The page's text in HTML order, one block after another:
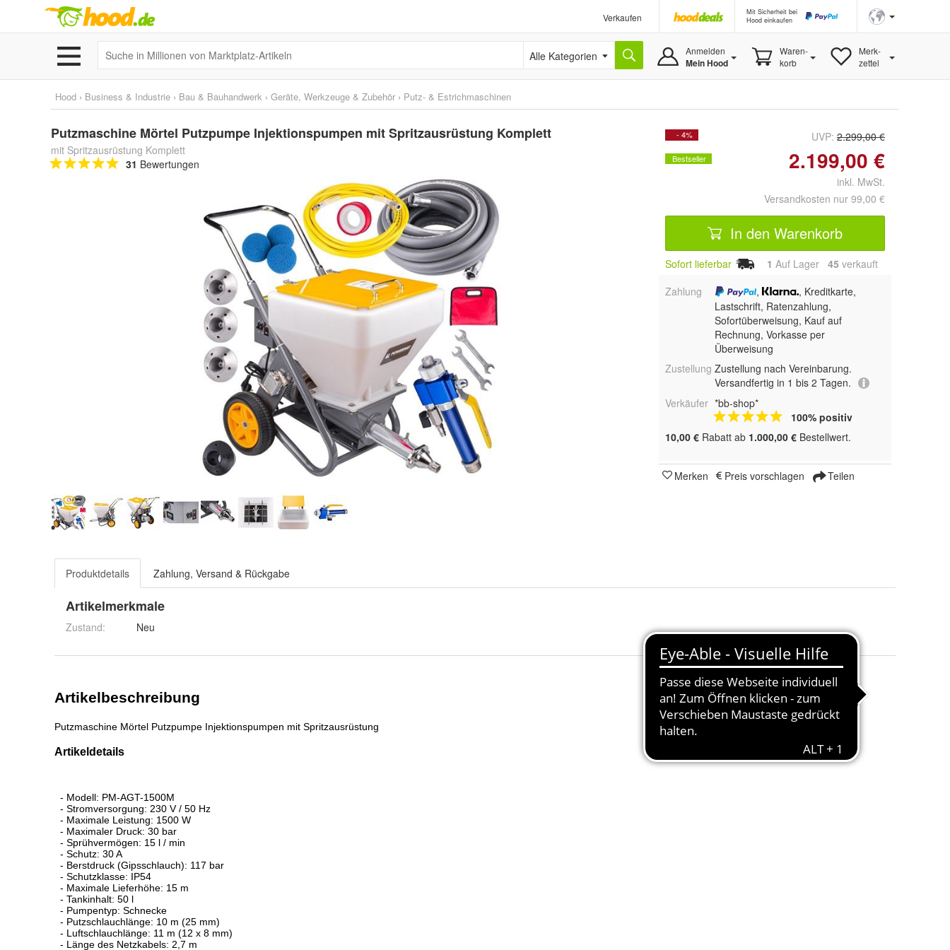
Verkaufen
Mit Sicherheit bei
Hood einkaufen
Alle Kategorien Anmelden
Mein Hood
Waren-
korb
Merk-
zettel
Hood › Business & Industrie › Bau & Bauhandwerk › Geräte, Werkzeuge & Zubehör › Putz- & Estrichmaschinen
Putzmaschine Mörtel Putzpumpe Injektionspumpen mit Spritzausrüstung Komplett
mit Spritzausrüstung Komplett
31 Bewertungen
- 4% UVP: 2.299,00 €
Bestseller 2.199,00 €
inkl. MwSt.
Versandkosten nur 99,00 €
In den Warenkorb
Sofort lieferbar 1 Auf Lager 45 verkauft
Zahlung
,
, Kreditkarte,
Lastschrift, Ratenzahlung,
Sofortüberweisung, Kauf auf
Rechnung, Vorkasse per
Überweisung
Zustellung Zustellung nach Vereinbarung.
Versandfertig in 1 bis 2 Tagen.
Verkäufer *bb-shop*
100% positiv
10,00 € Rabatt ab 1.000,00 € Bestellwert.
Merken Preis vorschlagen Teilen
Produktdetails Zahlung, Versand & Rückgabe
Artikelmerkmale
Zustand: Neu